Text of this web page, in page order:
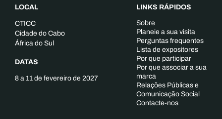
LOCAL
CTICC
Cidade do Cabo
África do Sul
DATAS
8 a 11 de fevereiro de 2027
LINKS RÁPIDOS
Sobre
Planeie a sua visita
Perguntas frequentes
Lista de expositores
Por que participar
Por que associar a sua
marca
Relações Públicas e
Comunicação Social
Contacte-nos